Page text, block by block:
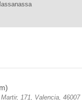
171, Valencia, 46007